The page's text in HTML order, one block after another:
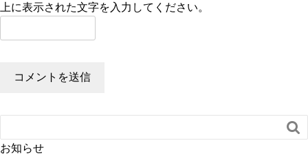
上に表示された文字を入力してください。

お知らせ